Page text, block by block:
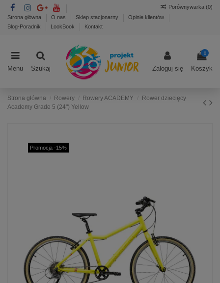
Strona główna O nas Sklep stacjonarny
Opinie klientów
Blog-Poradnik
LookBook Kontakt
Porównywarka (0)
Menu Szukaj Zaloguj się
0
Koszyk
Strona główna Rowery Rowery ACADEMY
Rower dziecięcy
Academy Grade 5 (24") Yellow
Promocja -15%